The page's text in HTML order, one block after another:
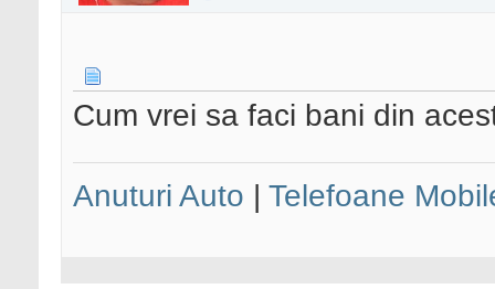
Cum vrei sa faci bani din
Anuturi Auto | Telefoane